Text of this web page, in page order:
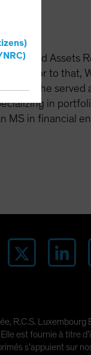
NRC)
Assets
Prior to that,
he served
in
MS in financial
R.C.S.
est fournie à titre
s’appuient sur